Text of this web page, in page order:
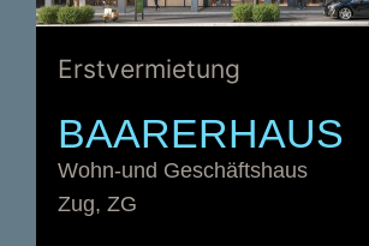
Erstvermietung
BAARERHAUS
Wohn-und Geschäftshaus
Zug, ZG